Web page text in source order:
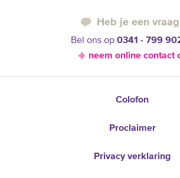
Heb je een
Bel ons op 0341 - 799
neem online contact
Colofon
Proclaimer
Privacy verklaring